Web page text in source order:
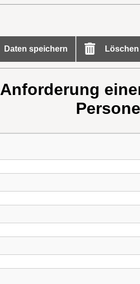
Daten speichern Löschen
Anforderung